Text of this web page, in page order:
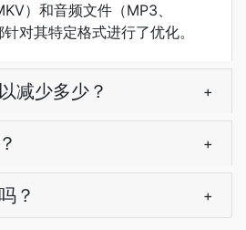
）和音频文件（MP3、
对其特定格式进行了优化。
减少多少？ +
+
？ +